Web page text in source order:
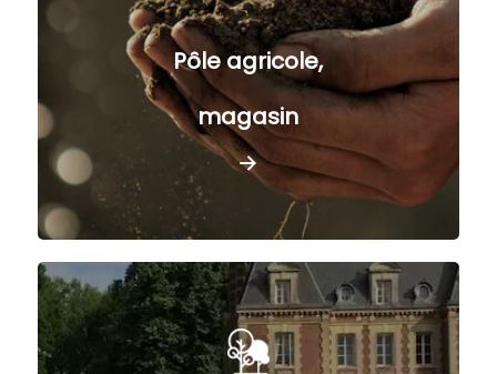
Pôle agricole,
magasin